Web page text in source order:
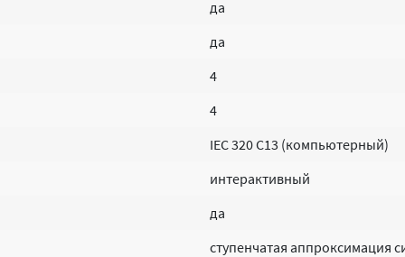
да
да
4
4
IEC 320 C13 (компьютерный)
интерактивный
да
ступенчатая аппроксимация